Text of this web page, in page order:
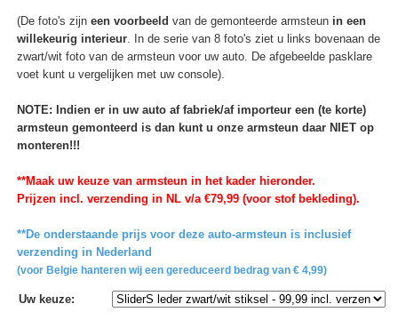
(De foto's zijn een voorbeeld van de gemonteerde armsteun in een
willekeurig interieur. In de serie van 8 foto's ziet u links bovenaan de
zwart/wit foto van de armsteun voor uw auto. De afgebeelde pasklare
voet kunt u vergelijken met uw console).
NOTE: Indien er in uw auto af fabriek/af importeur een (te korte)
armsteun gemonteerd is dan kunt u onze armsteun daar NIET op
monteren!!!
**Maak uw keuze van armsteun in het kader hieronder.
Prijzen incl. verzending in NL v/a €79,99 (voor stof bekleding).
**De onderstaande prijs voor deze auto-armsteun is inclusief
verzending in Nederland
(voor Belgie hanteren wij een gereduceerd bedrag van € 4,99)
Uw keuze: